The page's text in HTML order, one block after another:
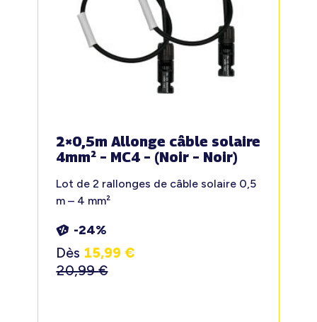
2×0,5m Allonge câble solaire
4mm² – MC4 – (Noir – Noir)
Lot de 2 rallonges de câble solaire 0,5
m – 4 mm²
-24%
Dès 15,99€
20,99€